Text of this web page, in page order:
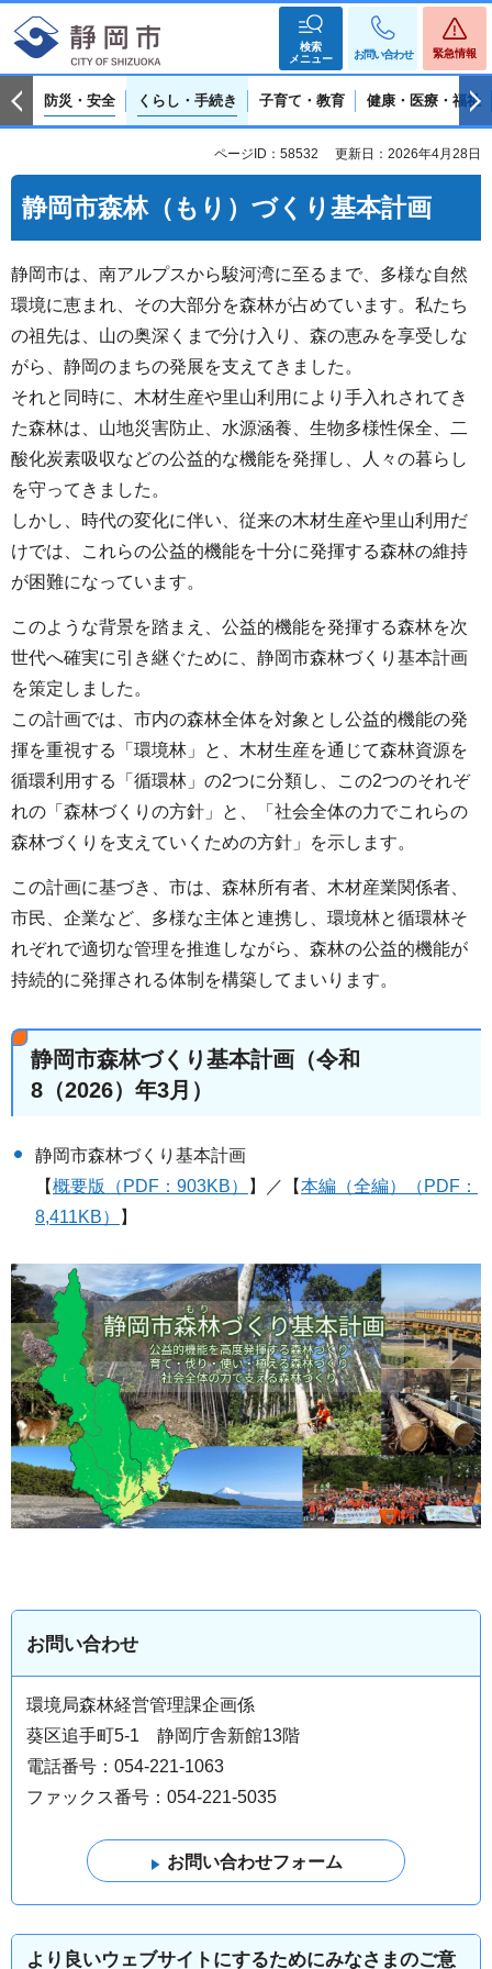
検索
メニュー
お問い合わせ 緊急情報
防災・安全 くらし・手続き 子育て・教育 健康・医療・福祉
ページID：58532 更新日：2026年4月28日
静岡市森林（もり）づくり基本計画
静岡市は、南アルプスから駿河湾に至るまで、多様な自然
環境に恵まれ、その大部分を森林が占めています。私たち
の祖先は、山の奥深くまで分け入り、森の恵みを享受しな
がら、静岡のまちの発展を支えてきました。
それと同時に、木材生産や里山利用により手入れされてき
た森林は、山地災害防止、水源涵養、生物多様性保全、二
酸化炭素吸収などの公益的な機能を発揮し、人々の暮らし
を守ってきました。
しかし、時代の変化に伴い、従来の木材生産や里山利用だ
けでは、これらの公益的機能を十分に発揮する森林の維持
が困難になっています。
このような背景を踏まえ、公益的機能を発揮する森林を次
世代へ確実に引き継ぐために、静岡市森林づくり基本計画
を策定しました。
この計画では、市内の森林全体を対象とし公益的機能の発
揮を重視する「環境林」と、木材生産を通じて森林資源を
循環利用する「循環林」の2つに分類し、この2つのそれぞ
れの「森林づくりの方針」と、「社会全体の力でこれらの
森林づくりを支えていくための方針」を示します。
この計画に基づき、市は、森林所有者、木材産業関係者、
市民、企業など、多様な主体と連携し、環境林と循環林そ
れぞれで適切な管理を推進しながら、森林の公益的機能が
持続的に発揮される体制を構築してまいります。
静岡市森林づくり基本計画（令和
8（2026）年3月）
静岡市森林づくり基本計画
【概要版（PDF：903KB） 】／【本編（全編）（PDF：
8,411KB）
】
お問い合わせ
環境局森林経営管理課企画係
葵区追手町5-1 静岡庁舎新館13階
電話番号：054-221-1063
ファックス番号：054-221-5035
より良いウェブサイトにするためにみなさまのご意